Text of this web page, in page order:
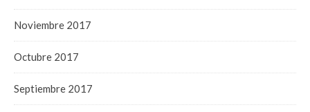
Noviembre 2017
Octubre 2017
Septiembre 2017